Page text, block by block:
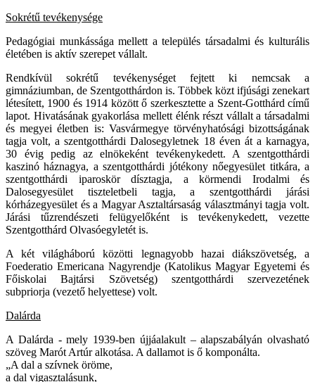
Sokrétű tevékenysége
Pedagógiai munkássága mellett a település társadalmi és kulturális
életében is aktív szerepet vállalt.
Rendkívül sokrétű tevékenységet fejtett ki nemcsak a
gimnáziumban, de Szentgotthárdon is. Többek közt ifjúsági zenekart
létesített, 1900 és 1914 között ő szerkesztette a Szent-Gotthárd című
lapot. Hivatásának gyakorlása mellett élénk részt vállalt a társadalmi
és megyei életben is: Vasvármegye törvényhatósági bizottságának
tagja volt, a szentgotthárdi Dalosegyletnek 18 éven át a karnagya,
30 évig pedig az elnökeként tevékenykedett. A szentgotthárdi
kaszinó háznagya, a szentgotthárdi jótékony nőegyesület titkára, a
szentgotthárdi iparoskör dísztagja, a körmendi Irodalmi és
Dalosegyesület tiszteletbeli tagja, a szentgotthárdi járási
kórházegyesület és a Magyar Asztaltársaság választmányi tagja volt.
Járási tűzrendészeti felügyelőként is tevékenykedett, vezette
Szentgotthárd Olvasóegyletét is.
A két világháború közötti legnagyobb hazai diákszövetség, a
Foederatio Emericana Nagyrendje (Katolikus Magyar Egyetemi és
Főiskolai Bajtársi Szövetség) szentgotthárdi szervezetének
subpriorja (vezető helyettese) volt.
Dalárda
A Dalárda - mely 1939-ben újjáalakult – alapszabályán olvasható
szöveg Marót Artúr alkotása. A dallamot is ő komponálta.
„A dal a szívnek öröme,
a dal vigasztalásunk,